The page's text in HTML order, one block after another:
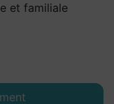
et familiale